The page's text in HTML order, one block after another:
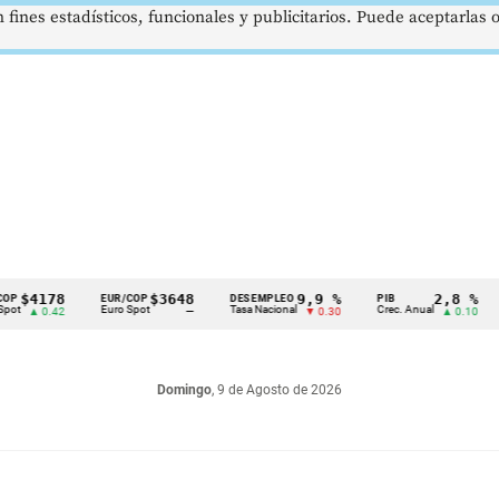
EUR/COP
Euro Spot
$3648
—
DESEMPLEO
Tasa Nacional
9,9 %
▼ 0.30
PIB
Crec. Anual
2,8 %
▲ 0.10
TRM
Domingo, 9 de Agosto de 2026
estadísticos, funcionales y publicitarios. Puede aceptarlas